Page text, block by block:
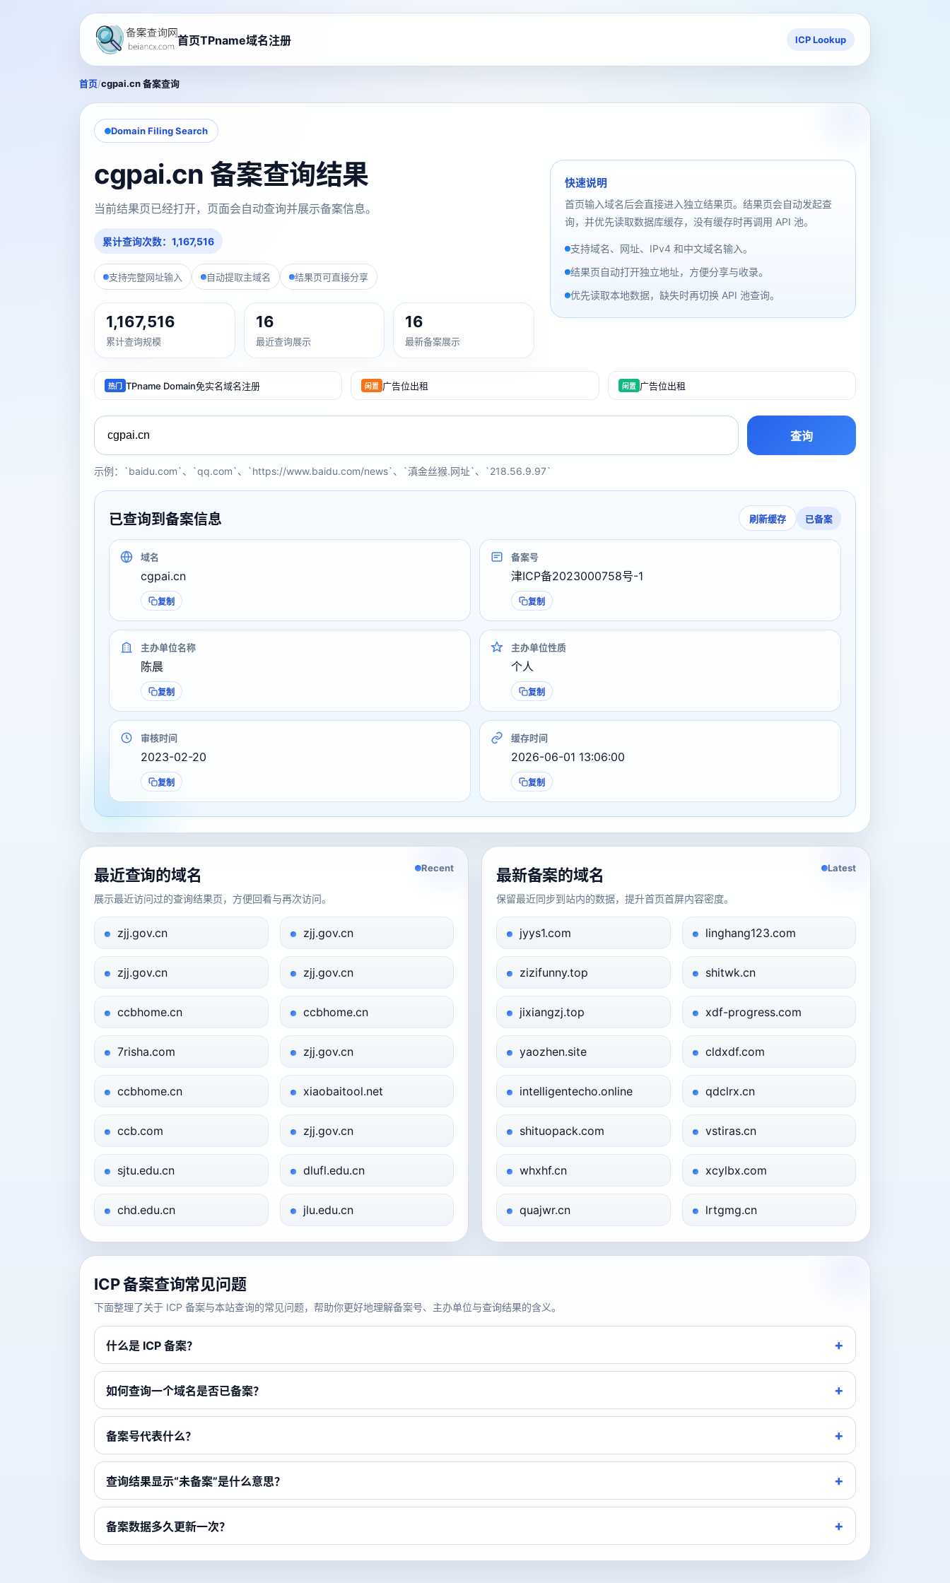
首页TPname域名注册 ICP Lookup
首页/cgpai.cn 备案查询
Domain Filing Search
cgpai.cn 备案查询结果
当前结果页已经打开，页面会自动查询并展示备案信息。
累计查询次数：1,167,516
支持完整网址输入 自动提取主域名 结果页可直接分享
1,167,516
累计查询规模
16
最近查询展示
16
最新备案展示
快速说明
首页输入域名后会直接进入独立结果页。结果页会自动发起查
询，并优先读取数据库缓存，没有缓存时再调用 API 池。
支持域名、网址、IPv4 和中文域名输入。
结果页自动打开独立地址，方便分享与收录。
优先读取本地数据，缺失时再切换 API 池查询。
热门 TPname Domain免实名域名注册 闲置 广告位出租 闲置 广告位出租
查询
示例：`baidu.com`、`qq.com`、`https://www.baidu.com/news`、`滇金丝猴.网址`、`218.56.9.97`
已查询到备案信息 刷新缓存 已备案
域名
cgpai.cn
复制
备案号
津ICP备2023000758号-1
复制
主办单位名称
陈晨
复制
主办单位性质
个人
复制
审核时间
2023-02-20
复制
缓存时间
2026-06-01 13:06:00
复制
最近查询的域名
展示最近访问过的查询结果页，方便回看与再次访问。
Recent
zjj.gov.cn zjj.gov.cn
zjj.gov.cn zjj.gov.cn
ccbhome.cn ccbhome.cn
7risha.com zjj.gov.cn
ccbhome.cn xiaobaitool.net
ccb.com zjj.gov.cn
sjtu.edu.cn dlufl.edu.cn
chd.edu.cn jlu.edu.cn
最新备案的域名
保留最近同步到站内的数据，提升首页首屏内容密度。
Latest
jyys1.com linghang123.com
zizifunny.top shitwk.cn
jixiangzj.top xdf-progress.com
yaozhen.site cldxdf.com
intelligentecho.online qdclrx.cn
shituopack.com vstiras.cn
whxhf.cn xcylbx.com
quajwr.cn lrtgmg.cn
ICP 备案查询常见问题
下面整理了关于 ICP 备案与本站查询的常见问题，帮助你更好地理解备案号、主办单位与查询结果的含义。
什么是 ICP 备案？
如何查询一个域名是否已备案？
备案号代表什么？
查询结果显示“未备案”是什么意思？
备案数据多久更新一次？